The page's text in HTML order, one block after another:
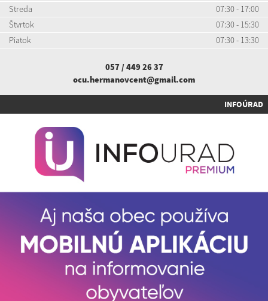
Streda
07:30 - 17:00
Štvrtok
07:30 - 15:30
Piatok
07:30 - 13:30
057 / 449 26 37
ocu.hermanovcent@gmail.com
INFOÚRAD